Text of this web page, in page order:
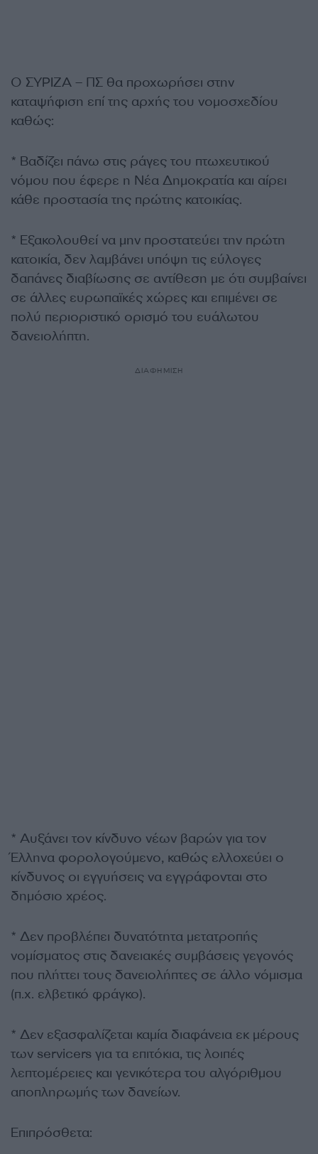
Ο ΣΥΡΙΖΑ – ΠΣ θα προχωρήσει στην
καταψήφιση επί της αρχής του νομοσχεδίου
καθώς:
* Βαδίζει πάνω στις ράγες του πτωχευτικού
νόμου που έφερε η Νέα Δημοκρατία και αίρει
κάθε προστασία της πρώτης κατοικίας.
* Εξακολουθεί να μην προστατεύει την πρώτη
κατοικία, δεν λαμβάνει υπόψη τις εύλογες
δαπάνες διαβίωσης σε αντίθεση με ότι συμβαίνει
σε άλλες ευρωπαϊκές χώρες και επιμένει σε
πολύ περιοριστικό ορισμό του ευάλωτου
δανειολήπτη.
ΔΙΑΦΗΜΙΣΗ
* Αυξάνει τον κίνδυνο νέων βαρών για τον
Έλληνα φορολογούμενο, καθώς ελλοχεύει ο
κίνδυνος οι εγγυήσεις να εγγράφονται στο
δημόσιο χρέος.
* Δεν προβλέπει δυνατότητα μετατροπής
νομίσματος στις δανειακές συμβάσεις γεγονός
που πλήττει τους δανειολήπτες σε άλλο νόμισμα
(π.χ. ελβετικό φράγκο).
* Δεν εξασφαλίζεται καμία διαφάνεια εκ μέρους
των servicers για τα επιτόκια, τις λοιπές
λεπτομέρειες και γενικότερα του αλγόριθμου
αποπληρωμής των δανείων.
Επιπρόσθετα: